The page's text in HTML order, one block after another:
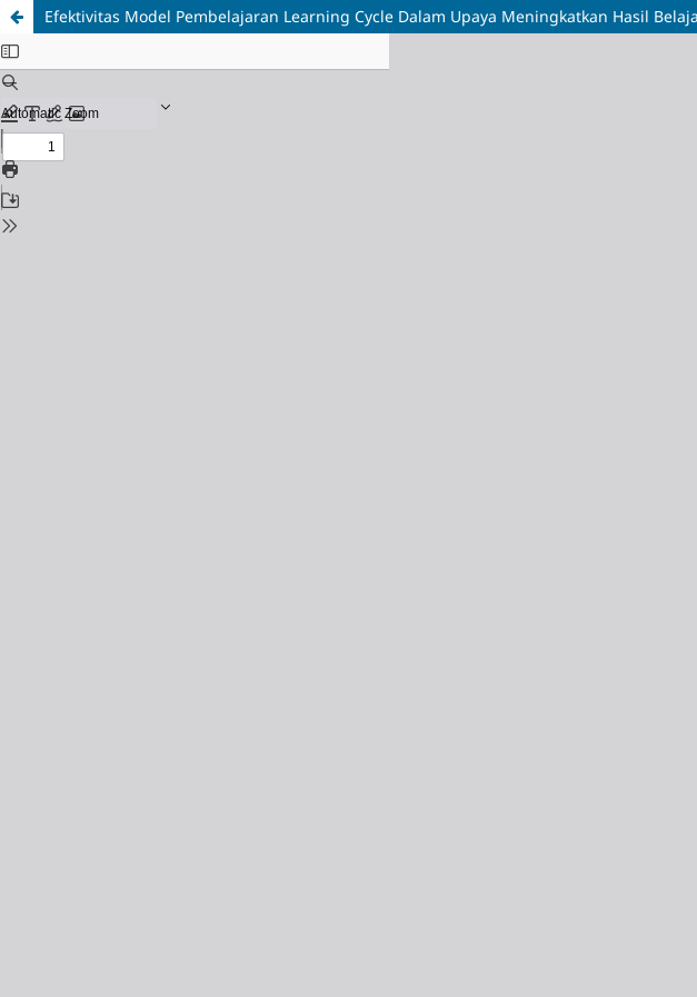
Efektivitas Model Pembelajaran Learning Cycle Dalam Upaya Meningkatkan Hasil